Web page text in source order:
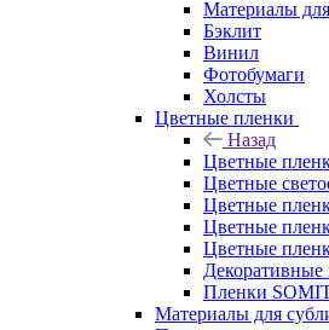
Материалы
Бэклит
Винил
Фотобумаги
Холсты
Цветные пленки
Назад
Цветные
Цветные
Цветные
Цветные
Цветные
Декоративные
Пленки
Материалы для